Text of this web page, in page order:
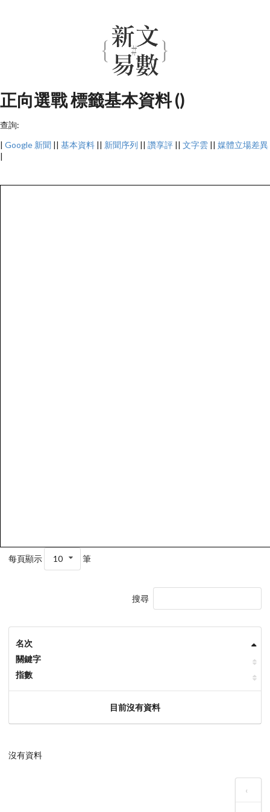
正向選戰 標籤基本資料 ()
查詢:
| Google 新聞 || 基本資料 || 新聞序列 || 讚享評 || 文字雲 || 媒體立場差異
|
每頁顯示 10 筆
搜尋
名次
關鍵字
指數
目前沒有資料
沒有資料
‹